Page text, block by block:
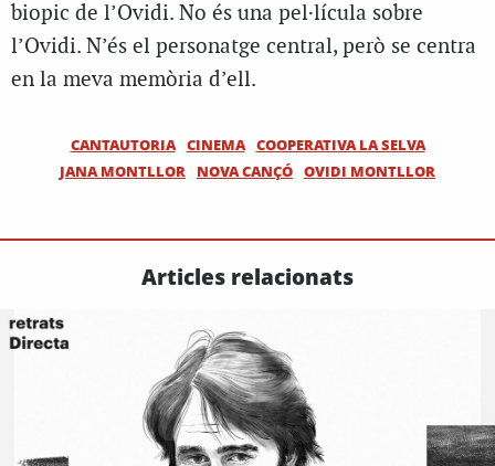
biopic de l’Ovidi. No és una pel·lícula sobre
l’Ovidi. N’és el personatge central, però se centra
en la meva memòria d’ell.
CANTAUTORIA CINEMA COOPERATIVA LA SELVA
JANA MONTLLOR
NOVA CANÇÓ OVIDI MONTLLOR
Articles relacionats